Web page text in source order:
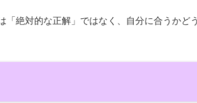
絶対的な正解」ではなく、自分に合うかどう